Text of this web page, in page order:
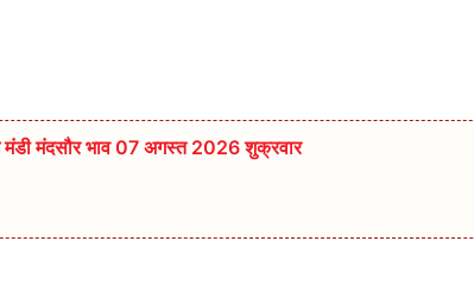
मंदसौर भाव 07 अगस्त 2026 शुक्रवार